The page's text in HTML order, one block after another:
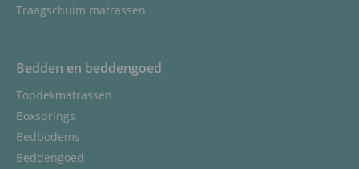
Traagschuim matrassen
Bedden en beddengoed
Topdekmatrassen
Boxsprings
Bedbodems
Beddengoed